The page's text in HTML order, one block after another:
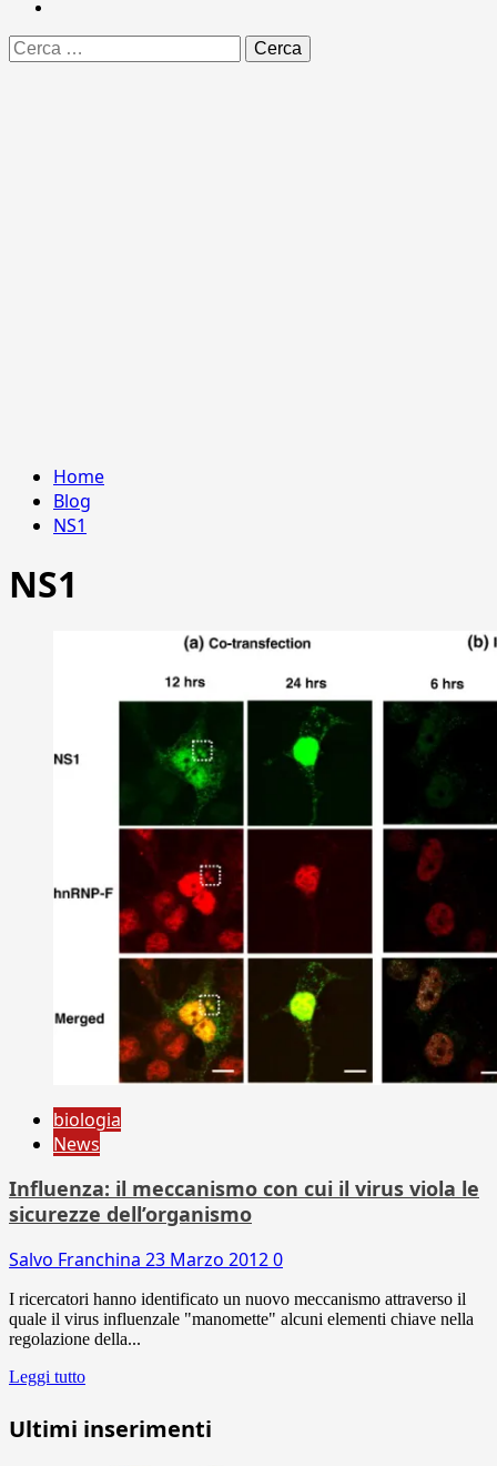
Ricerca
per:
Home
Blog
NS1
NS1
biologia
News
Influenza: il meccanismo con cui il virus viola le
sicurezze dell’organismo
Salvo Franchina 23 Marzo 20120
I ricercatori hanno identificato un nuovo meccanismo attraverso il
quale il virus influenzale "manomette" alcuni elementi chiave nella
regolazione della...
Leggi tutto
Ultimi inserimenti